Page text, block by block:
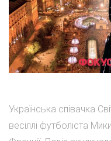
Українська співачка
весіллі футболіста